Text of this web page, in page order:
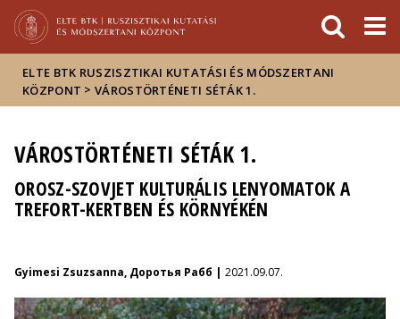
Hírek
Események
ELTE a
sajtóban
ELTE BTK RUSZISZTIKAI KUTATÁSI ÉS MÓDSZERTANI
KÖZPONT >VÁROSTÖRTÉNETI SÉTÁK 1.
VÁROSTÖRTÉNETI SÉTÁK 1.
OROSZ-SZOVJET KULTURÁLIS LENYOMATOK A
TREFORT-KERTBEN ÉS KÖRNYÉKÉN
Gyimesi Zsuzsanna, Доротья Рабб | 2021.09.07.